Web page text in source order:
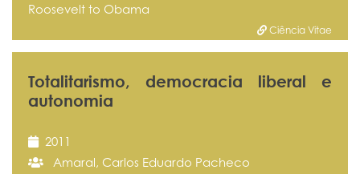
Roosevelt to Obama
Ciência Vitae
Totalitarismo, democracia liberal e
autonomia
2011
Amaral, Carlos Eduardo Pacheco